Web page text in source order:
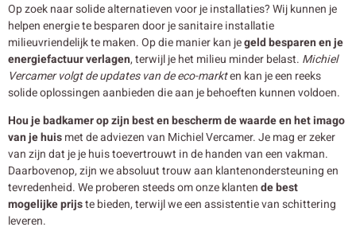
Op zoek naar solide alternatieven voor je installaties? Wij kunnen je
helpen energie te besparen door je sanitaire installatie
milieuvriendelijk te maken. Op die manier kan jegeld besparen en je
energiefactuur verlagen, terwijl je het milieu minder belast. Michiel
Vercamer volgt de updates van de eco-markten kan je een reeks
solide oplossingen aanbieden die aan je behoeften kunnen voldoen.
Hou je badkamer op zijn best en bescherm de waarde en het imago
van je huismet de adviezen van Michiel Vercamer. Je mag er zeker
van zijn dat je je huis toevertrouwt in de handen van een vakman.
Daarbovenop, zijn we absoluut trouw aan klantenondersteuning en
tevredenheid. We proberen steeds om onze klantende best
mogelijke prijste bieden, terwijl we een assistentie van schittering
leveren.